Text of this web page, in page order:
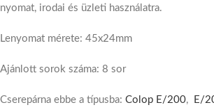
nyomat, irodai és üzleti használatra.
Lenyomat mérete: 45x24mm
Ajánlott sorok száma: 8 sor
Cserepárna ebbe a típusba: Colop E/200, E/